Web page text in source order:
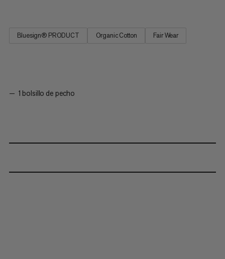
Bluesign® PRODUCT Organic Cotton Fair Wear
1 bolsillo de pecho